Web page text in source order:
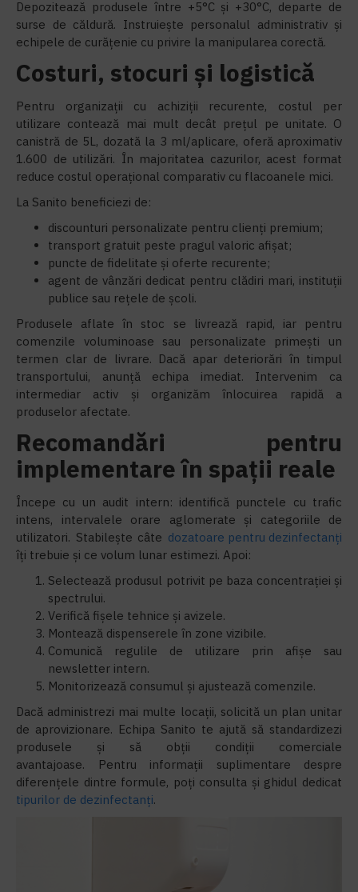
Depozitează produsele între +5°C și +30°C, departe de
surse de căldură. Instruiește personalul administrativ și
echipele de curățenie cu privire la manipularea corectă.
Costuri, stocuri și logistică
Pentru organizații cu achiziții recurente, costul per
utilizare contează mai mult decât prețul pe unitate. O
canistră de 5L, dozată la 3 ml/aplicare, oferă aproximativ
1.600 de utilizări. În majoritatea cazurilor, acest format
reduce costul operațional comparativ cu flacoanele mici.
La Sanito beneficiezi de:
discounturi personalizate pentru clienți premium;
transport gratuit peste pragul valoric afișat;
puncte de fidelitate și oferte recurente;
agent de vânzări dedicat pentru clădiri mari, instituții
publice sau rețele de școli.
Produsele aflate în stoc se livrează rapid, iar pentru
comenzile voluminoase sau personalizate primești un
termen clar de livrare. Dacă apar deteriorări în timpul
transportului, anunță echipa imediat. Intervenim ca
intermediar activ și organizăm înlocuirea rapidă a
produselor afectate.
Recomandări pentru
implementare în spații reale
Începe cu un audit intern: identifică punctele cu trafic
intens, intervalele orare aglomerate și categoriile de
utilizatori. Stabilește câte dozatoare pentru dezinfectanți
îți trebuie și ce volum lunar estimezi. Apoi:
Selectează produsul potrivit pe baza concentrației și
spectrului.
Verifică fișele tehnice și avizele.
Montează dispenserele în zone vizibile.
Comunică regulile de utilizare prin afișe sau
newsletter intern.
Monitorizează consumul și ajustează comenzile.
Dacă administrezi mai multe locații, solicită un plan unitar
de aprovizionare. Echipa Sanito te ajută să standardizezi
produsele și să obții condiții comerciale
avantajoase. Pentru informații suplimentare despre
diferențele dintre formule, poți consulta și ghidul dedicat
tipurilor de dezinfectanți.